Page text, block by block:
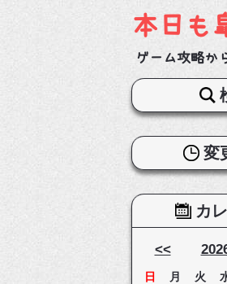
本日も
ゲーム攻略か
変
カ
<<
日 月 火